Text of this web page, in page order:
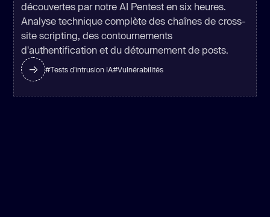
découvertes par notre AI Pentest en six heures.
Analyse technique complète des chaînes de cross-
site scripting, des contournements
d'authentification et du détournement de posts.
#Tests d'intrusion IA#Vulnérabilités